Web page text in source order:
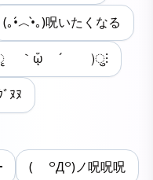
(｡•́︿•̀｡)呪いたくなる
｀ᾥ ´ )ु⁝
ﾇﾇ
( ꒪Д꒪)ノ呪呪呪